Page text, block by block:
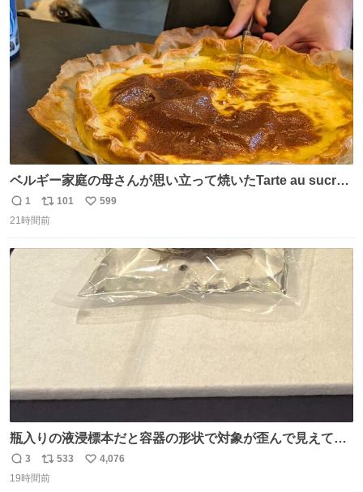
数
ベルギー家庭の母さんが思い立って焼いたTarte au sucre
は「砂糖のケーキ」。パイ生地に砂糖をたっぷり振りか
け、クリームと卵の液を注いで焼くだけ。溶けた砂糖はね
ギーのだよ」というこれ、素朴な焼菓子に見えてナポレオ
ン戦争の歴史があった。
返
信
1
リ
ポ
101
い
数
599
21時間前
瓶入りの液浸標本だと容器の形状で対象が歪んで見えてし
まうことから、なるべく歪みがない状態で観察しやすいよ
うにこのような形で保存していると前に科博の先生から教
返
信
3
リ
ポ
533
い
4,076
19時間前